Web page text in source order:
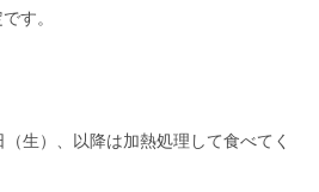
す。
生）、以降は加熱処理して食べてく